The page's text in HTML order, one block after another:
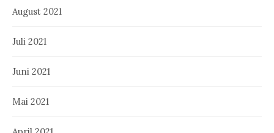
August 2021
Juli 2021
Juni 2021
Mai 2021